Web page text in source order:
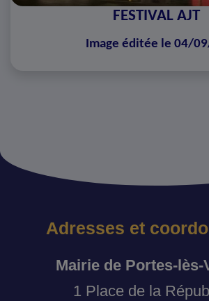
FESTIVAL AJT
Image éditée le 04/
Adresses et
Mairie de Portes-lès-
1 Place de la